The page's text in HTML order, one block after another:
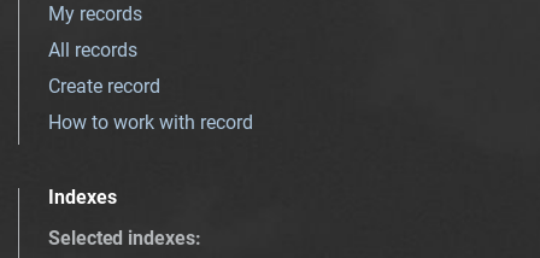
My records
All records
Create record
How to work with record
Indexes
Selected indexes: